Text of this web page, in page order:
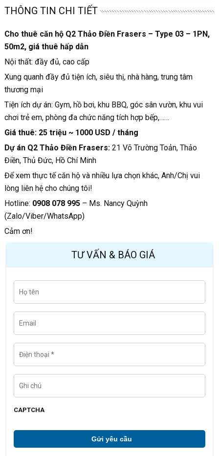
THÔNG TIN CHI TIẾT
Cho thuê căn hộ Q2 Thảo Điền Frasers – Type 03 – 1PN,
50m2, giá thuê hấp dẫn
Nội thất: đầy đủ, cao cấp
Xung quanh đầy đủ tiện ích, siêu thị, nhà hàng, trung tâm
thương mại
Tiện ích dự án: Gym, hồ bơi, khu BBQ, góc sân vườn, khu vui
chơi trẻ em, phòng đa chức năng tích hợp bếp,……
Giá thuê: 25 triệu ~ 1000 USD / tháng
Dự án Q2 Thảo Điền Frasers: 21 Võ Trường Toản, Thảo
Điền, Thủ Đức, Hồ Chí Minh
Để xem thực tế căn hộ và nhiều lựa chọn khác, Anh/Chị vui
lòng liên hệ cho chúng tôi!
Hotline: 0908 078 995– Ms. Nancy Quỳnh
(Zalo/Viber/WhatsApp)
Cảm ơn!
TƯ VẤN & BÁO GIÁ
H
n
E
lĐ
t
i
G
h
CAPTCHA